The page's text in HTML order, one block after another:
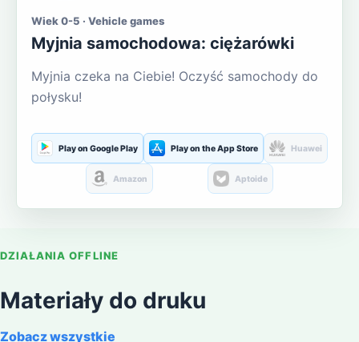
Wiek 0-5 · Vehicle games
Myjnia samochodowa: ciężarówki
Myjnia czeka na Ciebie! Oczyść samochody do
połysku!
Play on Google Play Play on the App Store Huawei
Amazon Aptoide
DZIAŁANIA OFFLINE
Materiały do druku
Zobacz wszystkie